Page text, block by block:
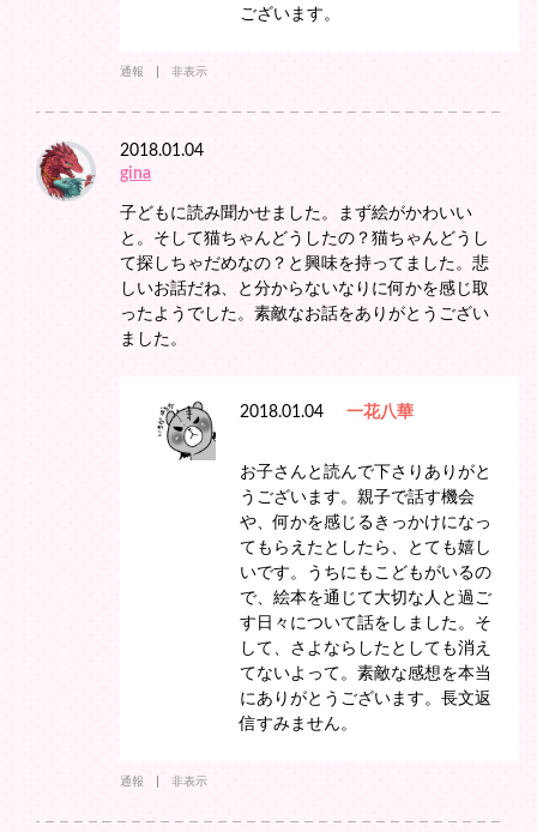
ございます。
通報 非表示
2018.01.04
gina
子どもに読み聞かせました。まず絵がかわいい
と。そして猫ちゃんどうしたの？猫ちゃんどうし
て探しちゃだめなの？と興味を持ってました。悲
しいお話だね、と分からないなりに何かを感じ取
ったようでした。素敵なお話をありがとうござい
ました。
2018.01.04 一花八華
お子さんと読んで下さりありがと
うございます。親子で話す機会
や、何かを感じるきっかけになっ
てもらえたとしたら、とても嬉し
いです。うちにもこどもがいるの
で、絵本を通じて大切な人と過ご
す日々について話をしました。そ
して、さよならしたとしても消え
てないよって。素敵な感想を本当
にありがとうございます。長文返
信すみません。
通報 非表示